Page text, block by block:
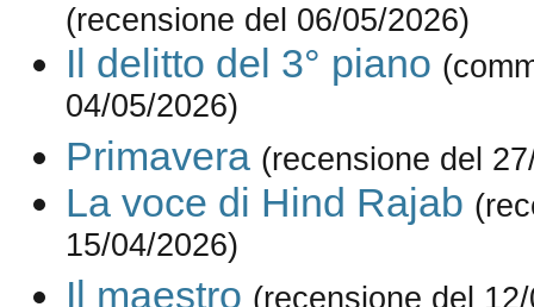
(recensione del 06/05/2026)
Il delitto del 3° piano
04/05/2026)
Primavera (recensione del
La voce di Hind Rajab
15/04/2026)
Il maestro (recensione del